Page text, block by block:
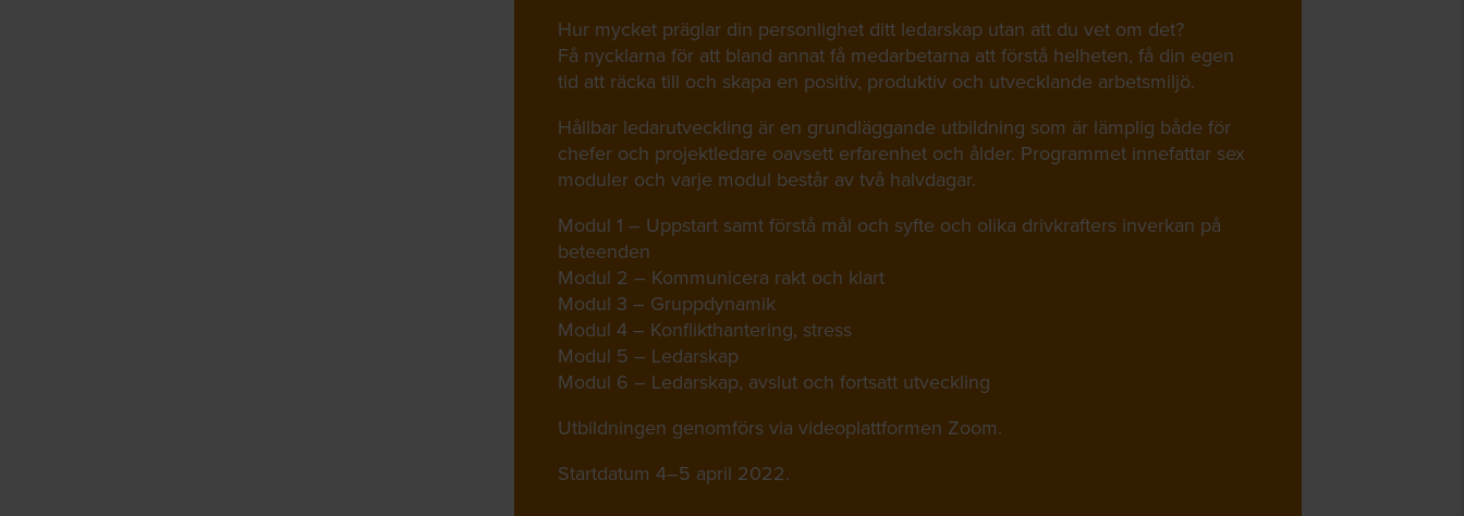
Hur mycket präglar din personlighet ditt ledarskap utan att du vet om det?
Få nycklarna för att bland annat få medarbetarna att förstå helheten, få din egen
tid att räcka till och skapa en positiv, produktiv och utvecklande arbetsmiljö.
Hållbar ledarutveckling är en grundläggande utbildning som är lämplig både för
chefer och projektledare oavsett erfarenhet och ålder. Programmet innefattar sex
moduler och varje modul består av två halvdagar.
Modul 1 – Uppstart samt förstå mål och syfte och olika drivkrafters inverkan på
beteenden
Modul 2 – Kommunicera rakt och klart
Modul 3 – Gruppdynamik
Modul 4 – Konflikthantering, stress
Modul 5 – Ledarskap
Modul 6 – Ledarskap, avslut och fortsatt utveckling
Utbildningen genomförs via videoplattformen Zoom.
Startdatum 4–5 april 2022.